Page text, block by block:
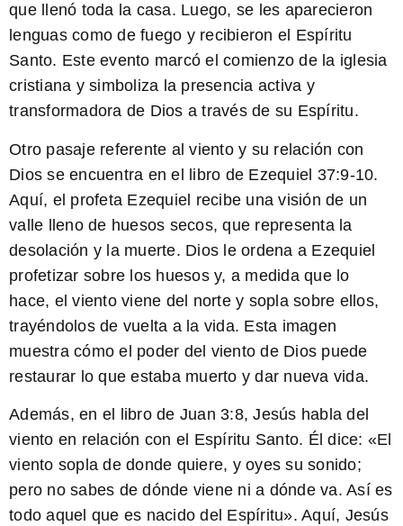
que llenó toda la casa. Luego, se les aparecieron
lenguas como de fuego y recibieron el Espíritu
Santo. Este evento marcó el comienzo de la iglesia
cristiana y simboliza la presencia activa y
transformadora de Dios a través de su Espíritu.
Otro pasaje referente al viento y su relación con
Dios se encuentra en el libro de Ezequiel 37:9-10.
Aquí, el profeta Ezequiel recibe una visión de un
valle lleno de huesos secos, que representa la
desolación y la muerte. Dios le ordena a Ezequiel
profetizar sobre los huesos y, a medida que lo
hace, el viento viene del norte y sopla sobre ellos,
trayéndolos de vuelta a la vida. Esta imagen
muestra cómo el poder del viento de Dios puede
restaurar lo que estaba muerto y dar nueva vida.
Además, en el libro de Juan 3:8, Jesús habla del
viento en relación con el Espíritu Santo. Él dice: «El
viento sopla de donde quiere, y oyes su sonido;
pero no sabes de dónde viene ni a dónde va. Así es
todo aquel que es nacido del Espíritu». Aquí, Jesús